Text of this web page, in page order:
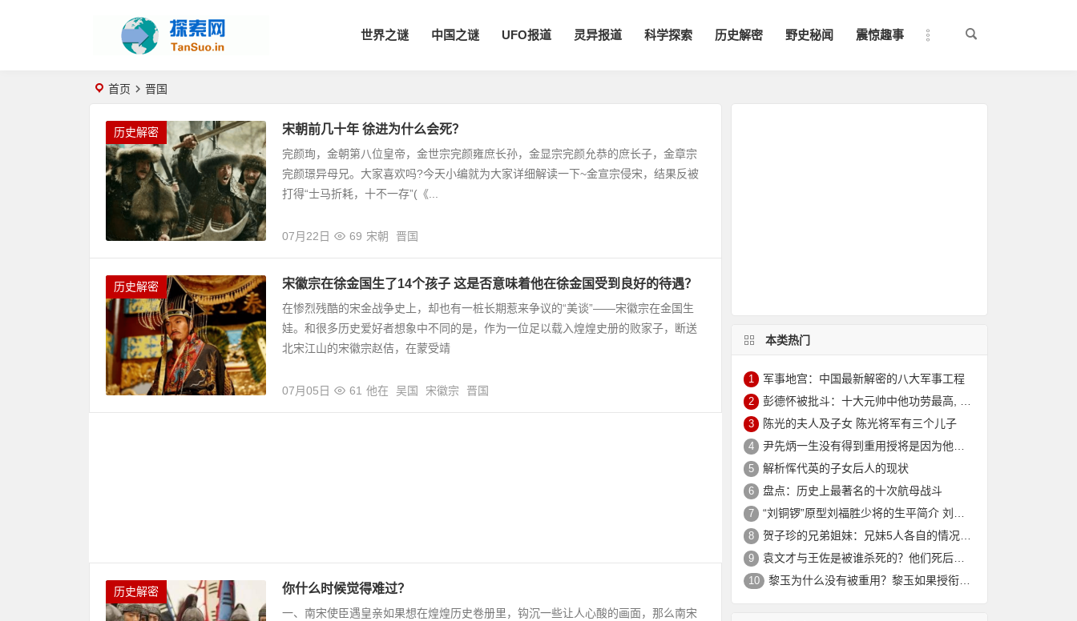
世界之谜 中国之谜 UFO报道 灵异报道 科学探索 历史解密 野史秘闻 震惊趣事
首页 晋国
历史解密 宋朝前几十年 徐进为什么会死？
完颜珣，金朝第八位皇帝，金世宗完颜雍庶长孙，金显宗完颜允恭的庶长子，金章宗
完颜璟异母兄。大家喜欢吗?今天小编就为大家详细解读一下~金宣宗侵宋，结果反被
打得“士马折耗，十不一存”(《...
07月22日 69 宋朝 晋国
历史解密 宋徽宗在徐金国生了14个孩子 这是否意味着他在徐金国受到良好的待遇？
在惨烈残酷的宋金战争史上，却也有一桩长期惹来争议的“美谈”——宋徽宗在金国生
娃。和很多历史爱好者想象中不同的是，作为一位足以载入煌煌史册的败家子，断送
北宋江山的宋徽宗赵佶，在蒙受靖
07月05日 61 他在 吴国 宋徽宗 晋国
历史解密 你什么时候觉得难过？
一、南宋使臣遇皇亲如果想在煌煌历史卷册里，钩沉一些让人心酸的画面，那么南宋
本类热门
1 军事地宫：中国最新解密的八大军事工程
2 彭德怀被批斗：十大元帅中他功劳最高, 却被批斗最惨8年囚禁生活
3 陈光的夫人及子女 陈光将军有三个儿子
4 尹先炳一生没有得到重用授将是因为他个人方面有生活作风问题？
5 解析恽代英的子女后人的现状
6 盘点：历史上最著名的十次航母战斗
7 “刘铜锣”原型刘福胜少将的生平简介 刘福胜的老婆是谁？
8 贺子珍的兄弟姐妹：兄妹5人各自的情况介绍
9 袁文才与王佐是被谁杀死的？他们死后其后代情况如何？
10 黎玉为什么没有被重用？黎玉如果授衔会是什么军衔？